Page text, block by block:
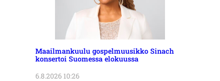
Maailmankuulu gospelmuusikko Sinach
konsertoi Suomessa elokuussa
6.8.2026 10:26